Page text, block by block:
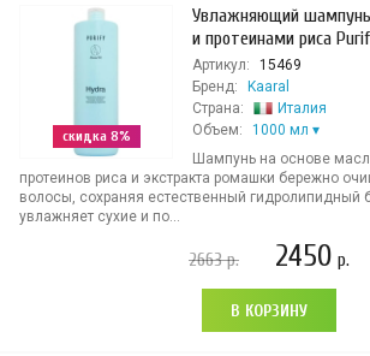
скидка 8%
Увлажняющий
и протеинами риса
Артикул:
15469
Бренд:
Kaaral
Страна:
Италия
Объем:
1000 мл
Шампунь на основе
протеинов риса и экстракта ромашки бережно
волосы, сохраняя естественный гидролипидный
увлажняет сухие и по...
2663р. 2450 р.
В КОРЗИНУ